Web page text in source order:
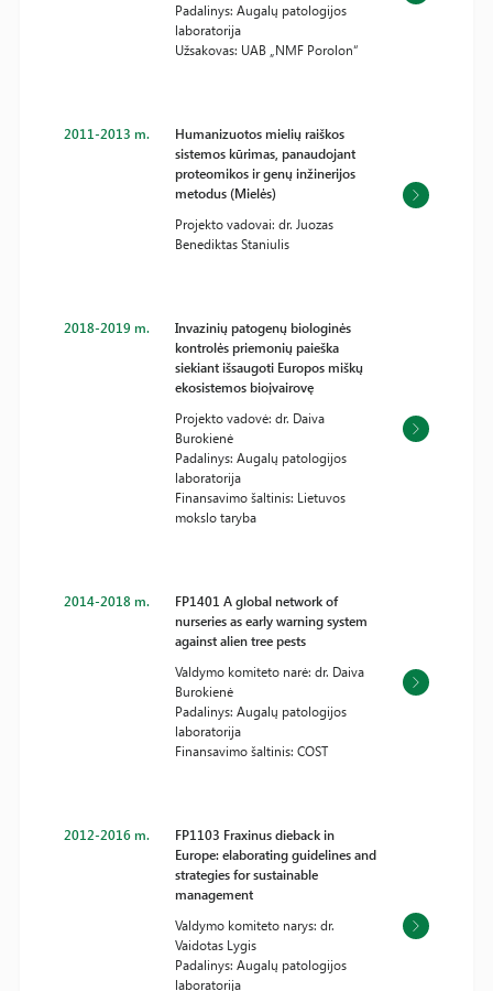
Padalinys: Augalų patologijos
laboratorija
Užsakovas: UAB „NMF Porolon“
2011-2013 m.
Humanizuotos mielių raiškos
sistemos kūrimas, panaudojant
proteomikos ir genų inžinerijos
metodus (Mielės)
Projekto vadovai: dr. Juozas
Benediktas Staniulis
2018-2019 m.
Invazinių patogenų biologinės
kontrolės priemonių paieška
siekiant išsaugoti Europos miškų
ekosistemos bioįvairovę
Projekto vadovė: dr. Daiva
Burokienė
Padalinys: Augalų patologijos
laboratorija
Finansavimo šaltinis: Lietuvos
mokslo taryba
2014-2018 m.
FP1401 A global network of
nurseries as early warning system
against alien tree pests
Valdymo komiteto narė: dr. Daiva
Burokienė
Padalinys: Augalų patologijos
laboratorija
Finansavimo šaltinis: COST
2012-2016 m.
FP1103 Fraxinus dieback in
Europe: elaborating guidelines and
strategies for sustainable
management
Valdymo komiteto narys: dr.
Vaidotas Lygis
Padalinys: Augalų patologijos
laboratorija